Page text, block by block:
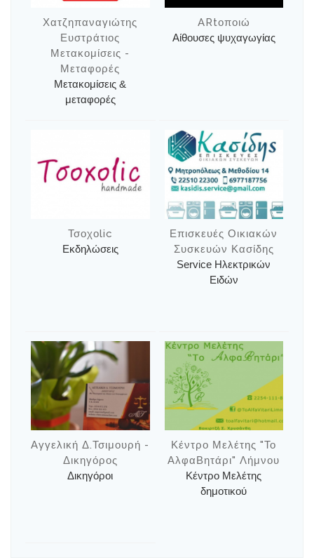
Χατζηπαναγιώτης
Ευστράτιος
Μετακομίσεις -
Μεταφορές
Μετακομίσεις &
μεταφορές
ARtοποιώ
Αίθουσες ψυχαγωγίας
Τσοχοlic
Εκδηλώσεις
Επισκευές Οικιακών
Συσκευών Κασίδης
Service Ηλεκτρικών
Ειδών
Αγγελική Δ.Τσιμουρή -
Δικηγόρος
Δικηγόροι
Κέντρο Μελέτης "Το
ΑλφαΒητάρι" Λήμνου
Κέντρο Μελέτης
δημοτικού